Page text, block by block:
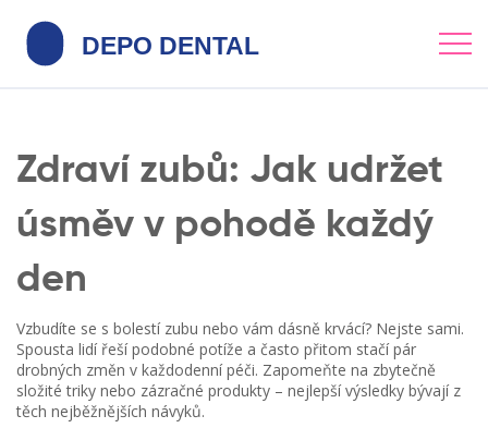
Zdraví zubů: Jak udržet
úsměv v pohodě každý
den
Vzbudíte se s bolestí zubu nebo vám dásně krvácí? Nejste sami.
Spousta lidí řeší podobné potíže a často přitom stačí pár
drobných změn v každodenní péči. Zapomeňte na zbytečně
složité triky nebo zázračné produkty – nejlepší výsledky bývají z
těch nejběžnějších návyků.